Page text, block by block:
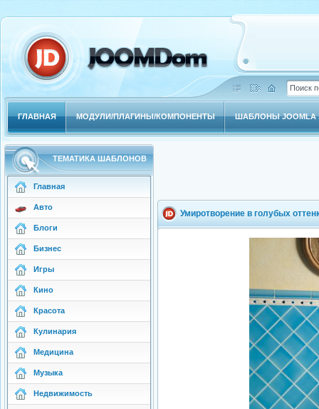
ГЛАВНАЯ МОДУЛИ/ПЛАГИНЫ/КОМПОНЕНТЫ ШАБЛОНЫ JOOMLA
ТЕМАТИКА ШАБЛОНОВ
Главная
Авто
Блоги
Бизнес
Игры
Кино
Красота
Кулинария
Медицина
Музыка
Недвижимость
Умиротворение в голубых